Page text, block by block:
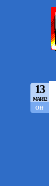
13
MAR/12
Off